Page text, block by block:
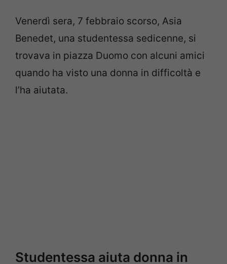
Venerdì sera, 7 febbraio scorso, Asia
Benedet, una studentessa sedicenne, si
trovava in piazza Duomo con alcuni amici
quando ha visto una donna in difficoltà e
l’ha aiutata.
Studentessa aiuta donna in